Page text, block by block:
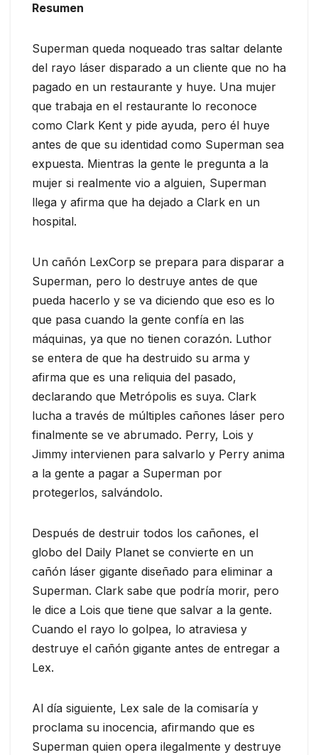
Resumen
Superman queda noqueado tras saltar delante
del rayo láser disparado a un cliente que no ha
pagado en un restaurante y huye. Una mujer
que trabaja en el restaurante lo reconoce
como Clark Kent y pide ayuda, pero él huye
antes de que su identidad como Superman sea
expuesta. Mientras la gente le pregunta a la
mujer si realmente vio a alguien, Superman
llega y afirma que ha dejado a Clark en un
hospital.
Un cañón LexCorp se prepara para disparar a
Superman, pero lo destruye antes de que
pueda hacerlo y se va diciendo que eso es lo
que pasa cuando la gente confía en las
máquinas, ya que no tienen corazón. Luthor
se entera de que ha destruido su arma y
afirma que es una reliquia del pasado,
declarando que Metrópolis es suya. Clark
lucha a través de múltiples cañones láser pero
finalmente se ve abrumado. Perry, Lois y
Jimmy intervienen para salvarlo y Perry anima
a la gente a pagar a Superman por
protegerlos, salvándolo.
Después de destruir todos los cañones, el
globo del Daily Planet se convierte en un
cañón láser gigante diseñado para eliminar a
Superman. Clark sabe que podría morir, pero
le dice a Lois que tiene que salvar a la gente.
Cuando el rayo lo golpea, lo atraviesa y
destruye el cañón gigante antes de entregar a
Lex.
Al día siguiente, Lex sale de la comisaría y
proclama su inocencia, afirmando que es
Superman quien opera ilegalmente y destruye